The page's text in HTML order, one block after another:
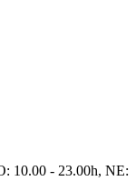
10.00 - 23.00h, NE: